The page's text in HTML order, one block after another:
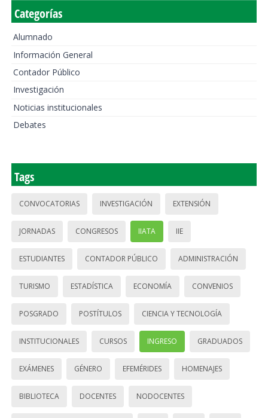
Categorías
Alumnado
Información General
Contador Público
Investigación
Noticias institucionales
Debates
Tags
CONVOCATORIAS INVESTIGACIÓN EXTENSIÓN
JORNADAS CONGRESOS IIATA IIE
ESTUDIANTES CONTADOR PÚBLICO ADMINISTRACIÓN
TURISMO ESTADÍSTICA ECONOMÍA CONVENIOS
POSGRADO POSTÍTULOS CIENCIA Y TECNOLOGÍA
INSTITUCIONALES CURSOS INGRESO GRADUADOS
EXÁMENES GÉNERO EFEMÉRIDES HOMENAJES
BIBLIOTECA DOCENTES NODOCENTES